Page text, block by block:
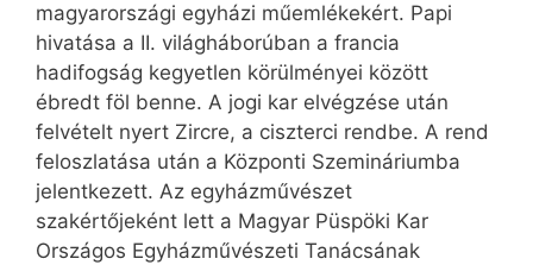
magyarországi egyházi műemlékekért. Papi
hivatása a II. világháborúban a francia
hadifogság kegyetlen körülményei között
ébredt föl benne. A jogi kar elvégzése után
felvételt nyert Zircre, a ciszterci rendbe. A rend
feloszlatása után a Központi Szemináriumba
jelentkezett. Az egyházművészet
szakértőjeként lett a Magyar Püspöki Kar
Országos Egyházművészeti Tanácsának